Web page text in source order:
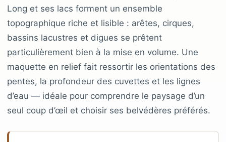
Long et ses lacs forment un ensemble
topographique riche et lisible : arêtes, cirques,
bassins lacustres et digues se prêtent
particulièrement bien à la mise en volume. Une
maquette en relief fait ressortir les orientations des
pentes, la profondeur des cuvettes et les lignes
d’eau — idéale pour comprendre le paysage d’un
seul coup d’œil et choisir ses belvédères préférés.